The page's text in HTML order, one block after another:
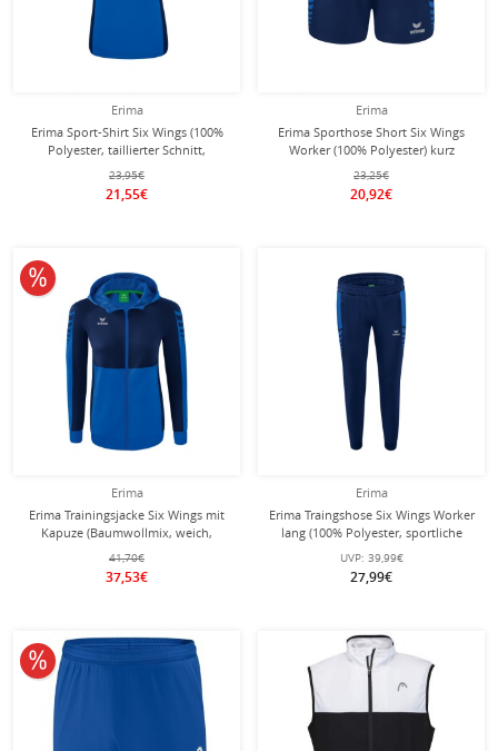
Erima
Erima Sport-Shirt Six Wings (100%
Polyester, taillierter Schnitt,
schnelltrocknend)
royalblau/navyblau Damen
23,95€
21,55€
Erima
Erima Sporthose Short Six Wings
Worker (100% Polyester) kurz
royalblau/navyblau Damen
23,25€
20,92€
Erima
Erima Trainingsjacke Six Wings mit
Kapuze (Baumwollmix, weich,
bequem, taillierter Schnitt)
royalblau/navyblau Damen
41,70€
37,53€
10% reduziert
Erima
Erima Traingshose Six Wings Worker
lang (100% Polyester, sportliche
Passform) royalblau/navyblau
Damen
UVP: 39,99€
27,99€
10% reduziert